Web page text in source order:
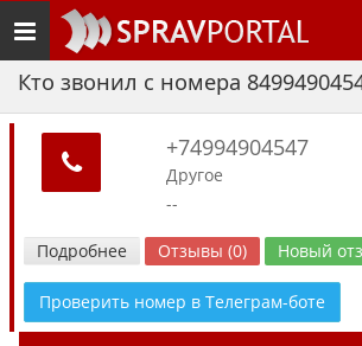
Toggle
navigation
Кто звонил с номера
+74994904547
Другое
--
Подробнее Отзывы (0) Новый
Проверить номер в Телеграм-боте